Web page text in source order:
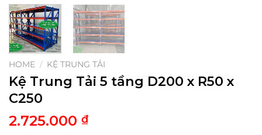
HOME / KỆ TRUNG TẢI
Kệ Trung Tải 5 tầng D200 x R50 x
C250
2.725.000 ₫